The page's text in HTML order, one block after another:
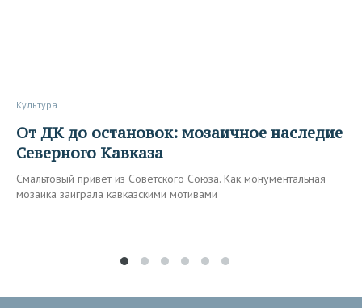
Культура
От ДК до остановок: мозаичное наследие
Северного Кавказа
Смальтовый привет из Советского Союза. Как монументальная
мозаика заиграла кавказскими мотивами